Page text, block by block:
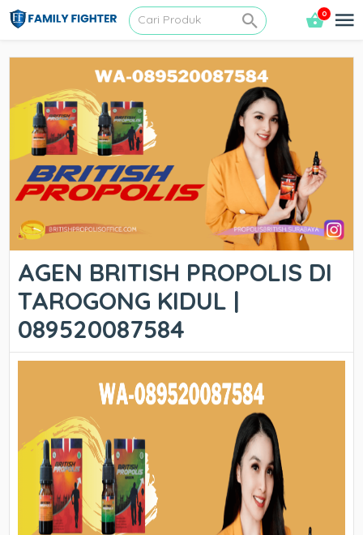
0
AGEN BRITISH PROPOLIS DI
TAROGONG KIDUL |
089520087584